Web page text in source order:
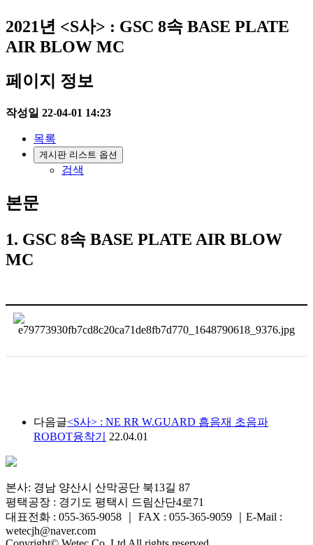
2021년 <S사> : GSC 8속 BASE PLATE
AIR BLOW MC
페이지 정보
작성일 22-04-01 14:23
목록
게시판 리스트 옵션
검색
본문
1. GSC 8속 BASE PLATE AIR BLOW
MC
다음글<S사> : NE RR W.GUARD 흡음재 초음파
ROBOT융착기
22.04.01
본사: 경남 양산시 산막공단 북13길 87
평택공장 : 경기도 평택시 드림산단4로71
대표전화 : 055-365-9058
FAX : 055-365-9059
E-Mail :
wetecjh@naver.com